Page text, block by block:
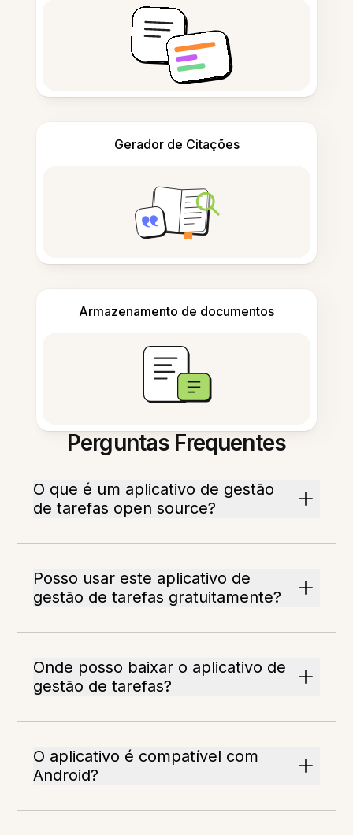
Gerador de Citações
Armazenamento de documentos
Perguntas Frequentes
O que é um aplicativo de gestão
de tarefas open source?
Posso usar este aplicativo de
gestão de tarefas gratuitamente?
Onde posso baixar o aplicativo de
gestão de tarefas?
O aplicativo é compatível com
Android?